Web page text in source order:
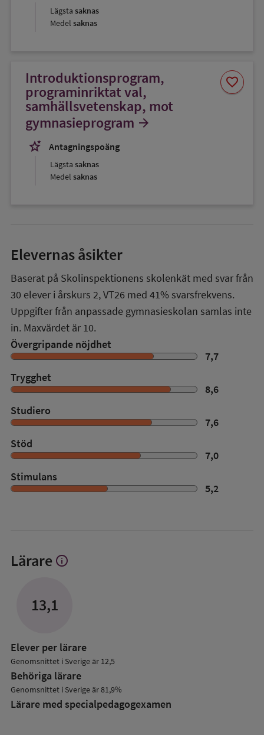
Lägsta saknas
Medel saknas
Introduktionsprogram,
programinriktat val,
samhällsvetenskap, mot
gymnasieprogram arrow_forward
stars_2
Antagningspoäng
Lägsta saknas
Medel saknas
favorite
Spara
som
Elevernas åsikter
Baserat på Skolinspektionens skolenkät med svar från
30 elever i årskurs 2,VT26 med 41% svarsfrekvens.
Uppgifter från anpassade gymnasieskolan samlas inte
in. Maxvärdet är 10.
Övergripande nöjdhet
7,7
Trygghet
8,6
Studiero
7,6
Stöd
7,0
Stimulans
5,2
Lärare Visa
info
13,1
Elever per lärare
Genomsnittet i Sverige är 12,5
Behöriga lärare
Genomsnittet i Sverige är 81,9%
Lärare med specialpedagog­examen